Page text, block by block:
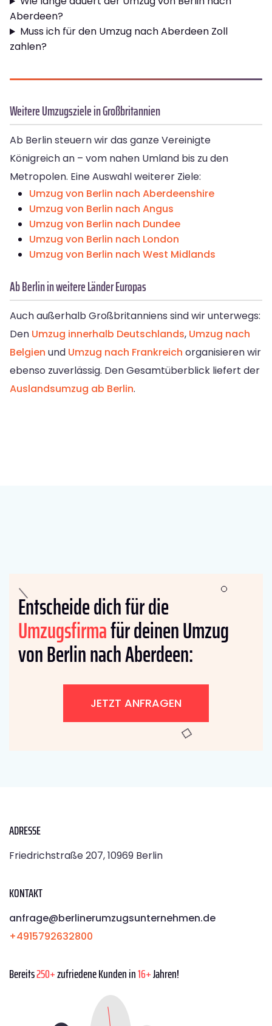
Aberdeen?
Muss ich für den Umzug nach Aberdeen Zoll
zahlen?
Weitere Umzugsziele in Großbritannien
Ab Berlin steuern wir das ganze Vereinigte
Königreich an – vom nahen Umland bis zu den
Metropolen. Eine Auswahl weiterer Ziele:
Umzug von Berlin nach Aberdeenshire
Umzug von Berlin nach Angus
Umzug von Berlin nach Dundee
Umzug von Berlin nach London
Umzug von Berlin nach West Midlands
Ab Berlin in weitere Länder Europas
Auch außerhalb Großbritanniens sind wir unterwegs:
Den Umzug innerhalb Deutschlands, Umzug nach
Belgien und Umzug nach Frankreich organisieren wir
ebenso zuverlässig. Den Gesamtüberblick liefert der
Auslandsumzug ab Berlin.
Entscheide dich für die
Umzugsfirmafür deinen Umzug
von Berlin nach Aberdeen:
JETZT ANFRAGEN
ADRESSE
Friedrichstraße 207, 10969 Berlin
KONTAKT
anfrage@berlinerumzugsunternehmen.de
+4915792632800
Bereits250+zufriedene Kunden in16+Jahren!